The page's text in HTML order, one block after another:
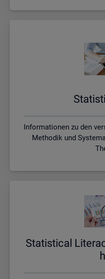
Informationen zu den
Methodik und
Sta­ti­s­ti­cal